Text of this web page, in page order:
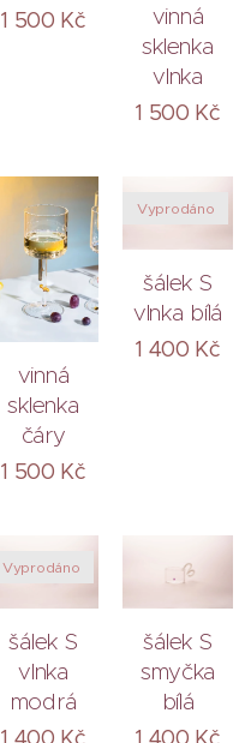
1 500 Kč
vinná
sklenka
vlnka
1 500 Kč
vinná
sklenka
čáry
1 500 Kč
šálek S
vlnka bílá
Vyprodáno
1 400 Kč
šálek S
vlnka
modrá
Vyprodáno
šálek S
smyčka
bílá